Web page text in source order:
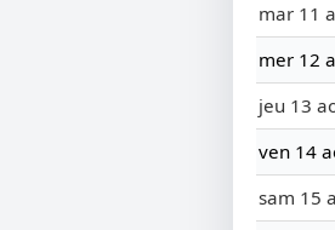
mar 11
mer 12
jeu 13
ven 14
sam 15